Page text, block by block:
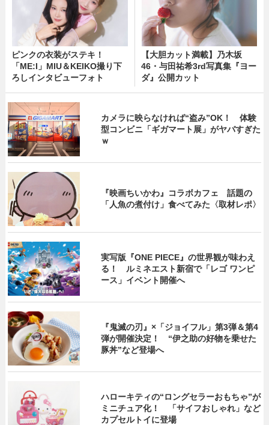
ピンクの衣装がステキ！
「ME:I」MIU＆KEIKO撮り下
ろしインタビューフォト
【大胆カット満載】乃木坂
46・与田祐希3rd写真集『ヨー
ダ』公開カット
カメラに映らなければ“盗み”OK！ 体験
型コンビニ「ギガマート展」がヤバすぎた
ｗ
『映画ちいかわ』コラボカフェ 話題の
「人魚の煮付け」食べてみた〈取材レポ〉
実写版『ONE PIECE』の世界観が味わえ
る！ ルミネエスト新宿で「レゴ ワンピ
ース」イベント開催へ
『鬼滅の刃』×「ジョイフル」第3弾＆第4
弾が開催決定！ “伊之助の好物を乗せた
豚丼”など登場へ
ハローキティの“ロングセラーおもちゃ”が
ミニチュア化！ 「サイフおしゃれ」など
カプセルトイに登場